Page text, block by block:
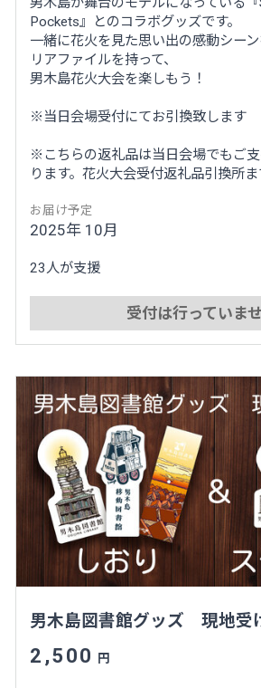
Pockets』とのコラボグッズです。
一緒に花火を見た思い出の感動シー
リアファイルを持って、
男木島花火大会を楽しもう！
※当日会場受付にてお引換致します
※こちらの返礼品は当日会場でもご
ります。花火大会受付返礼品引換所
お届け予定
2025年 10月
23人が支援
受付は行っていま
男木島図書館グッズ 現地受
2,500 円